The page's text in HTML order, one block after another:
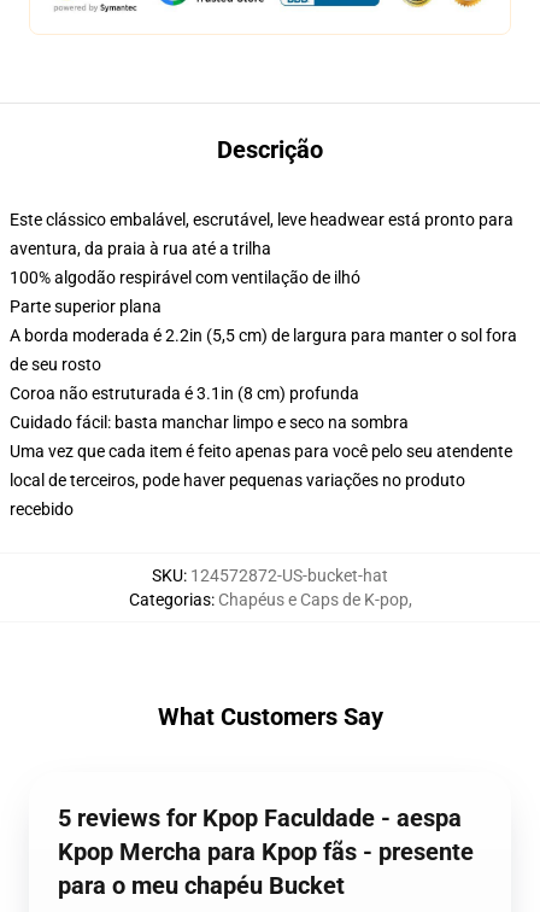
Descrição
Este clássico embalável, escrutável, leve headwear está pronto para
aventura, da praia à rua até a trilha
100% algodão respirável com ventilação de ilhó
Parte superior plana
A borda moderada é 2.2in (5,5 cm) de largura para manter o sol fora
de seu rosto
Coroa não estruturada é 3.1in (8 cm) profunda
Cuidado fácil: basta manchar limpo e seco na sombra
Uma vez que cada item é feito apenas para você pelo seu atendente
local de terceiros, pode haver pequenas variações no produto
recebido
SKU: 124572872-US-bucket-hat
Categorias: Chapéus e Caps de K-pop,
What Customers Say
5 reviews for Kpop Faculdade - aespa
Kpop Mercha para Kpop fãs - presente
para o meu chapéu Bucket